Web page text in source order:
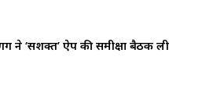
ने ‘सशक्त’ ऐप की समीक्षा बैठक ली